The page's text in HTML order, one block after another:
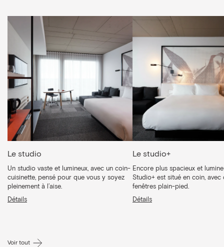
Le studio
Un studio vaste et lumineux, avec un coin-
cuisinette, pensé pour que vous y soyez
pleinement à l’aise.
Détails
Le studio+
Encore plus spacieux et
Studio+ est situé en coin, avec
fenêtres plain-pied.
Détails
Voir tout